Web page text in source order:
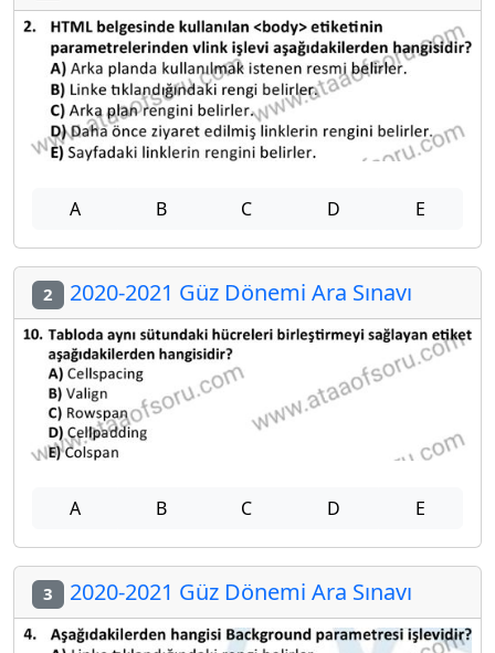
A B C D E
2 2020-2021 Güz Dönemi Ara Sınavı
A B C D E
3 2020-2021 Güz Dönemi Ara Sınavı